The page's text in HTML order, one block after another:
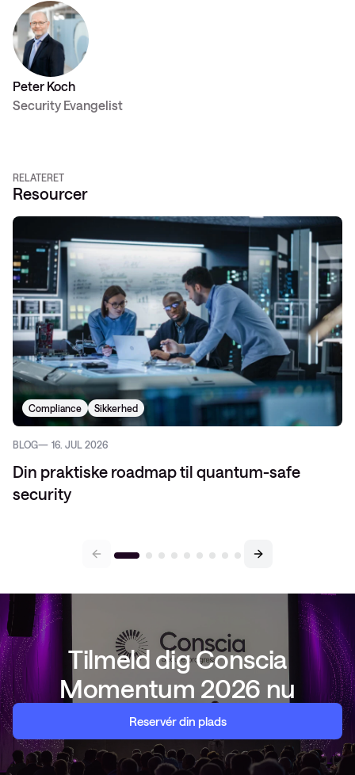
Peter Koch
Security Evangelist
RELATERET
Resourcer
Compliance Sikkerhed
BLOG 16. JUL 2026
Din praktiske roadmap til quantum-safe
security
Tilmeld dig Conscia
Momentum 2026 nu
Reservér din plads